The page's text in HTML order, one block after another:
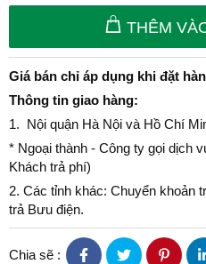
THÊM
Giá bán chỉ áp dụng khi đặt
Thông tin giao hàng:
1. Nội quận Hà Nội và Hồ Chí
* Ngoại thành - Công ty gọi dịch
Khách trả phí)
2. Các tỉnh khác: Chuyển khoản
trả Bưu điện.
Chia sẽ :